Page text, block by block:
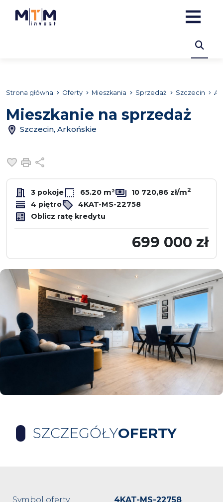
Strona główna Oferty Mieszkania Sprzedaż Szczecin
Mieszkanie na sprzedaż
Szczecin, Arkońskie
Dodaj do ulubionych
Drukuj
3 pokoje 65.20 m² 10 720,86 zł/m2
4 piętro
4KAT-MS-22758
Oblicz ratę kredytu
699 000 zł
SZCZEGÓŁYOFERTY
Symbol oferty
4KAT-MS-22758